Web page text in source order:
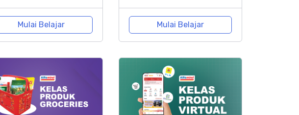
Mulai Belajar Mulai Belajar